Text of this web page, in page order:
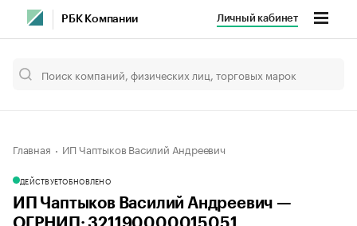
РБК Компании Личный кабинет
Главная ИП Чаптыков Василий Андреевич
ДЕЙСТВУЕТОБНОВЛЕНО
ИП Чаптыков Василий Андреевич —